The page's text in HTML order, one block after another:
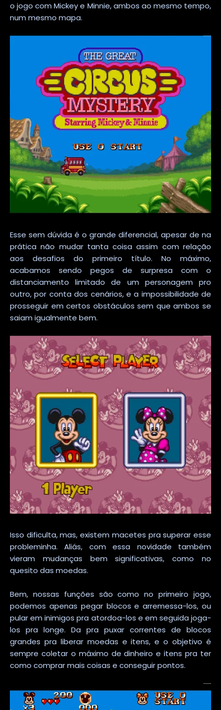
o jogo com Mickey e Minnie, ambos ao mesmo tempo,
num mesmo mapa.
Esse sem dúvida é o grande diferencial, apesar de na
prática não mudar tanta coisa assim com relação
aos desafios do primeiro título. No máximo,
acabamos sendo pegos de surpresa com o
distanciamento limitado de um personagem pro
outro, por conta dos cenários, e a impossibilidade de
prosseguir em certos obstáculos sem que ambos se
saiam igualmente bem.
Isso dificulta, mas, existem macetes pra superar esse
probleminha. Aliás, com essa novidade também
vieram mudanças bem significativas, como no
quesito das moedas.
Bem, nossas funções são como no primeiro jogo,
podemos apenas pegar blocos e arremessa-los, ou
pular em inimigos pra atordoa-los e em seguida joga-
los pra longe. Da pra puxar correntes de blocos
grandes pra liberar moedas e itens, e o objetivo é
sempre coletar o máximo de dinheiro e itens pra ter
como comprar mais coisas e conseguir pontos.